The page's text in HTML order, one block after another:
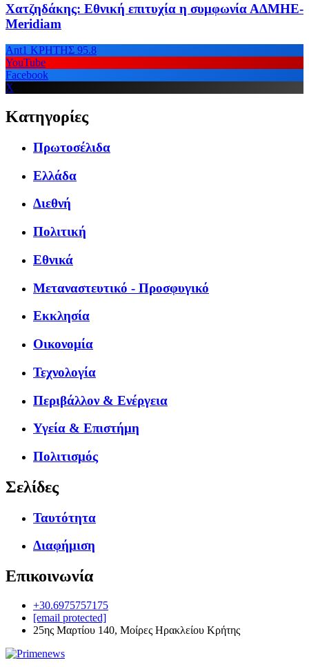
Χατζηδάκης: Εθνική επιτυχία η συμφωνία ΑΔΜΗΕ-
Meridiam
Ant1 ΚΡΗΤΗΣ 95.8
YouTube
Facebook
X
Κατηγορίες
Πρωτοσέλιδα
Ελλάδα
Διεθνή
Πολιτική
Εθνικά
Μεταναστευτικό - Προσφυγικό
Εκκλησία
Οικονομία
Τεχνολογία
Περιβάλλον & Ενέργεια
Υγεία & Επιστήμη
Πολιτισμός
Σελίδες
Ταυτότητα
Διαφήμιση
Επικοινωνία
+30.6975757175
[email protected]
25ης Μαρτίου 140, Μοίρες Ηρακλείου Κρήτης